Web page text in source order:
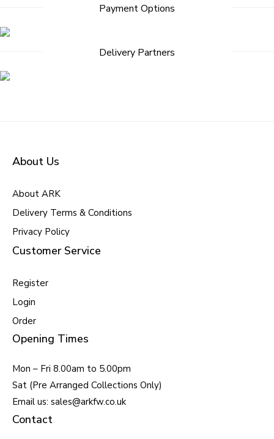
Payment Options
Delivery Partners
About Us
About ARK
Delivery Terms & Conditions
Privacy Policy
Customer Service
Register
Login
Order
Opening Times
Mon – Fri 8.00am to 5.00pm
Sat (Pre Arranged Collections Only)
Email us: sales@arkfw.co.uk
Contact